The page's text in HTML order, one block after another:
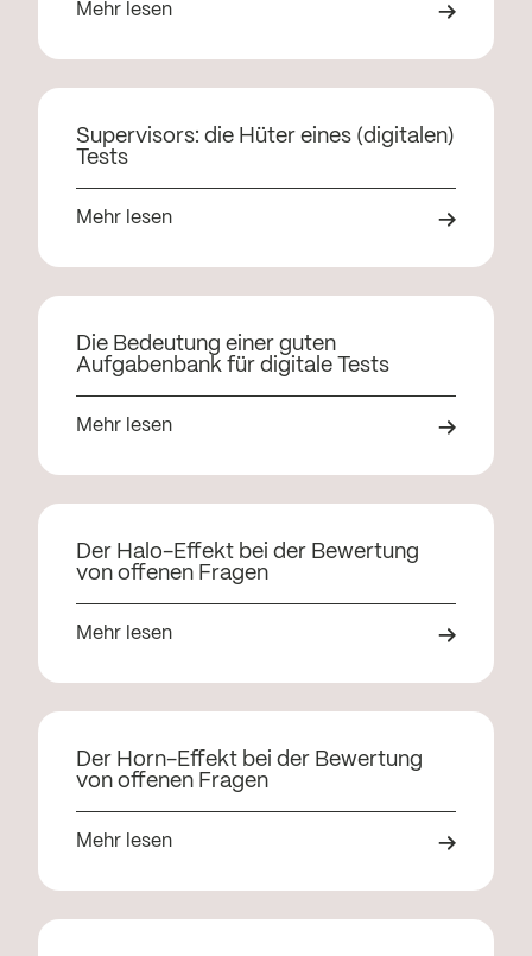
Mehr lesen
Supervisors: die Hüter eines (digitalen)
Tests
Mehr lesen
Die Bedeutung einer guten
Aufgabenbank für digitale Tests
Mehr lesen
Der Halo-Effekt bei der Bewertung
von offenen Fragen
Mehr lesen
Der Horn-Effekt bei der Bewertung
von offenen Fragen
Mehr lesen